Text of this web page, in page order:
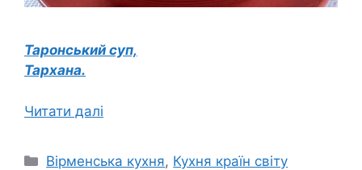
Таронський суп,
Тархана.
Читати далі
Категорії
Вірменська кухня, Кухня країн світу